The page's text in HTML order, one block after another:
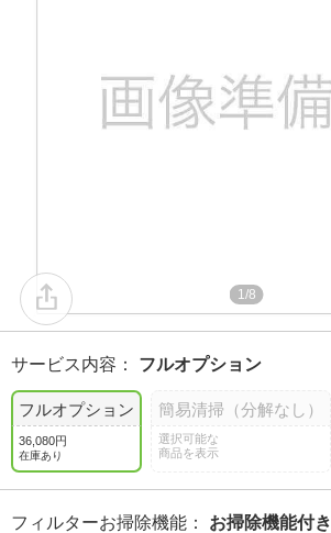
1/8
サービス内容 ： フルオプション
フルオプション
36,080円
在庫あり
簡易清掃（分解なし）
選択可能な
商品を表示
フィルターお掃除機能 ： お掃除機能付き